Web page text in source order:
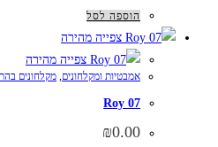
הוספה לסל
צפייה מהירה
צפייה מהירה
אמבטיות ומקלחונים, מקלחונים
Roy 07
₪0.00